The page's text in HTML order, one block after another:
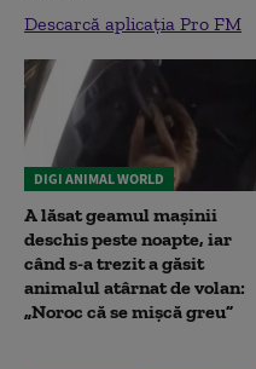
Descarcă aplicația Pro FM
DIGI ANIMAL WORLD
A lăsat geamul mașinii
deschis peste noapte, iar
când s-a trezit a găsit
animalul atârnat de volan:
„Noroc că se mișcă greu”